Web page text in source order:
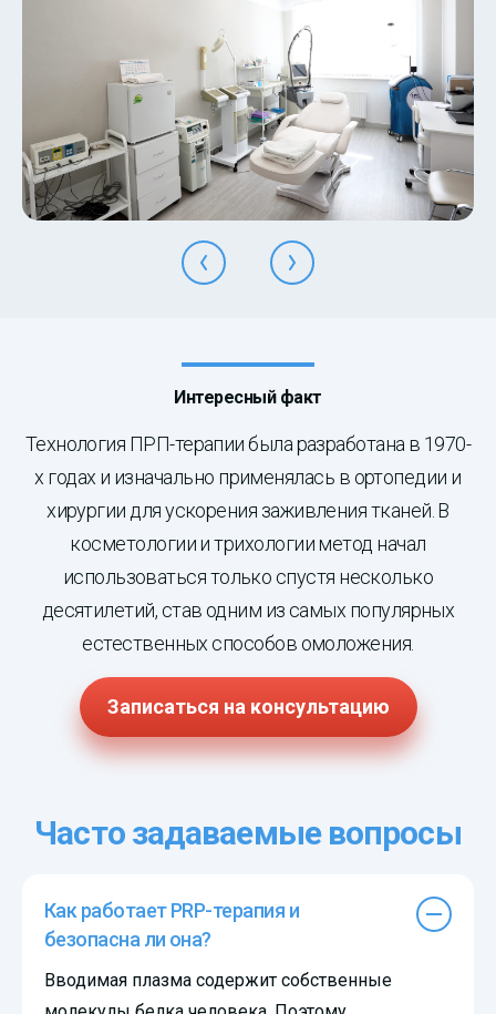
Интересный факт
Технология ПРП-терапии была разработана в 1970-
х годах и изначально применялась в ортопедии и
хирургии для ускорения заживления тканей. В
косметологии и трихологии метод начал
использоваться только спустя несколько
десятилетий, став одним из самых популярных
естественных способов омоложения.
Записаться на консультацию
Часто задаваемые вопросы
Как работает PRP-терапия и
безопасна ли она?
Вводимая плазма содержит собственные